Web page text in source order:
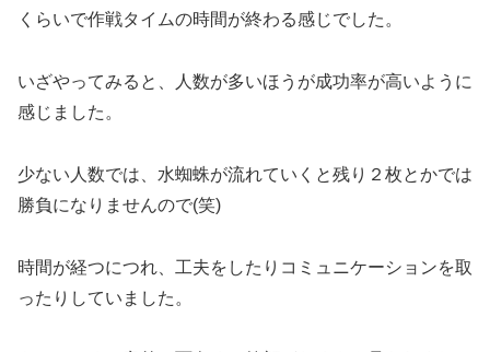
くらいで作戦タイムの時間が終わる感じでした。
いざやってみると、人数が多いほうが成功率が高いように
感じました。
少ない人数では、水蜘蛛が流れていくと残り２枚とかでは
勝負になりませんので(笑)
時間が経つにつれ、工夫をしたりコミュニケーションを取
ったりしていました。